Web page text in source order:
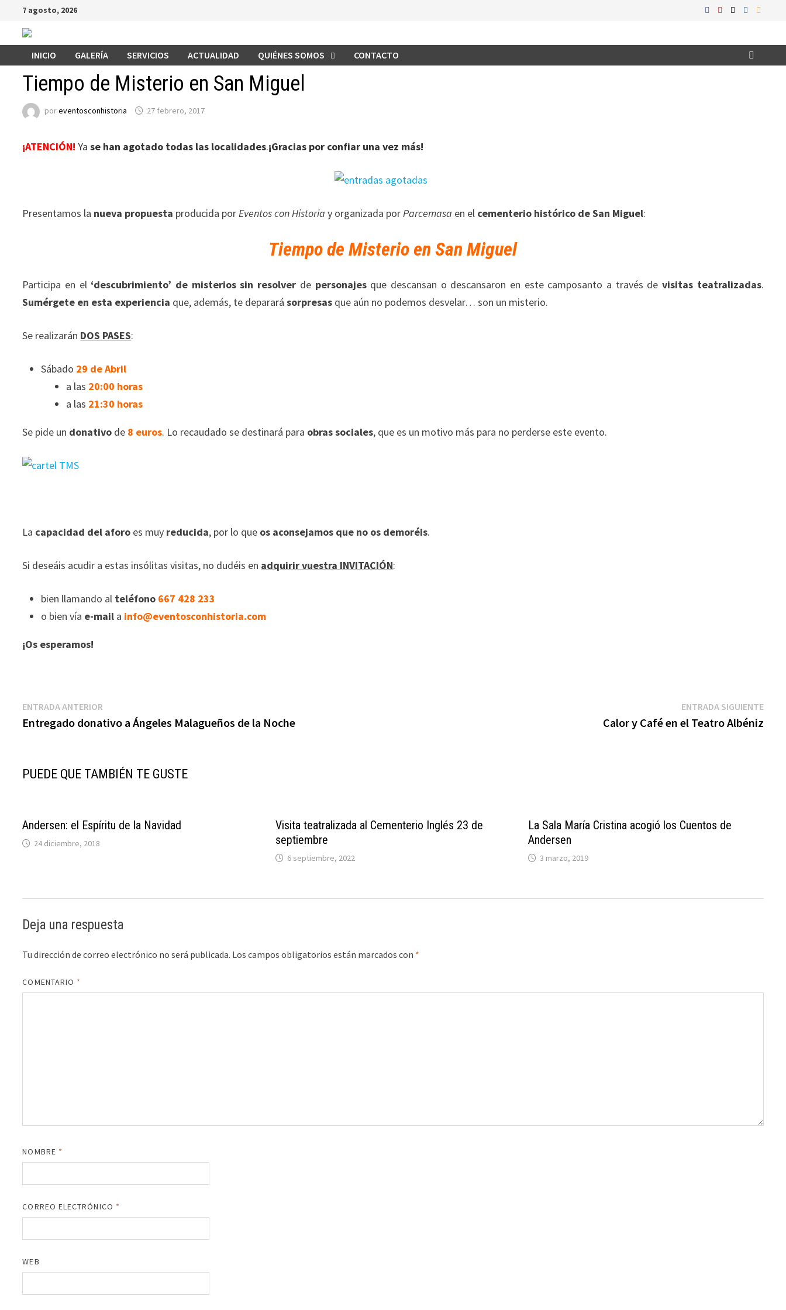
Saltar
contenido
7 agosto, 2026
INICIO GALERÍA SERVICIOS ACTUALIDAD QUIÉNES SOMOS CONTACTO
Tiempo de Misterio en San Miguel
poreventosconhistoria 27 febrero, 2017
¡ATENCIÓN! Yase han agotado todas las localidades.¡Gracias por confiar una vez más!
Presentamos la nueva propuesta producida porEventos con Historia y organizada porParcemasa en el cementerio histórico de San Miguel:
Tiempo de Misterio en San Miguel
Participa en el ‘descubrimiento’ de misterios sin resolver de personajesque descansan o descansaron en este camposanto a través de visitas teatralizadas.
Sumérgete en esta experiencia que, además, te depararásorpresas que aún no podemos desvelar… son un misterio.
Se realizarán DOS PASES:
Sábado 29 de Abril
a las 20:00 horas
a las 21:30 horas
Se pide un donativo de 8 euros. Lo recaudado se destinará para obras sociales, que es un motivo más para no perderse este evento.
La capacidad del aforo es muy reducida, por lo que os aconsejamos que no os demoréis.
Si deseáis acudir a estas insólitas visitas, no dudéis en adquirir vuestra INVITACIÓN:
bien llamando al teléfono 667 428 233
o bien vía e-mail a info@eventosconhistoria.com
¡Os esperamos!
Navegación
de
ENTRADA ANTERIOR
anterior:
Entregado donativo a Ángeles Malagueños de la Noche
ENTRADA SIGUIENTE
Calor y Café en el Teatro Albéniz
PUEDE QUE TAMBIÉN TE GUSTE
Andersen: el Espíritu de la Navidad
24 diciembre, 2018
Visita teatralizada al Cementerio Inglés 23 de
septiembre
6 septiembre, 2022
La Sala María Cristina acogió los Cuentos de
Andersen
3 marzo, 2019
Deja una respuesta
Tu dirección de correo electrónico no será publicada. Los campos obligatorios están marcados con *
COMENTARIO *
NOMBRE *
CORREO ELECTRÓNICO *
WEB